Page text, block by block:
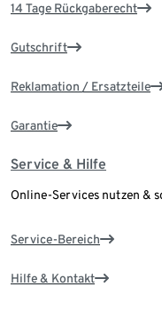
14 Tage Rückgaberecht
Gutschrift
Reklamation / Ersatzteile
Garantie
Service & Hilfe
Online-Services nutzen &
Service-Bereich
Hilfe & Kontakt